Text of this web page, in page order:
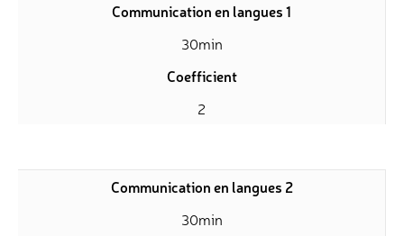
Communication en langues 1
30min
Coefficient
2
Communication en langues 2
30min